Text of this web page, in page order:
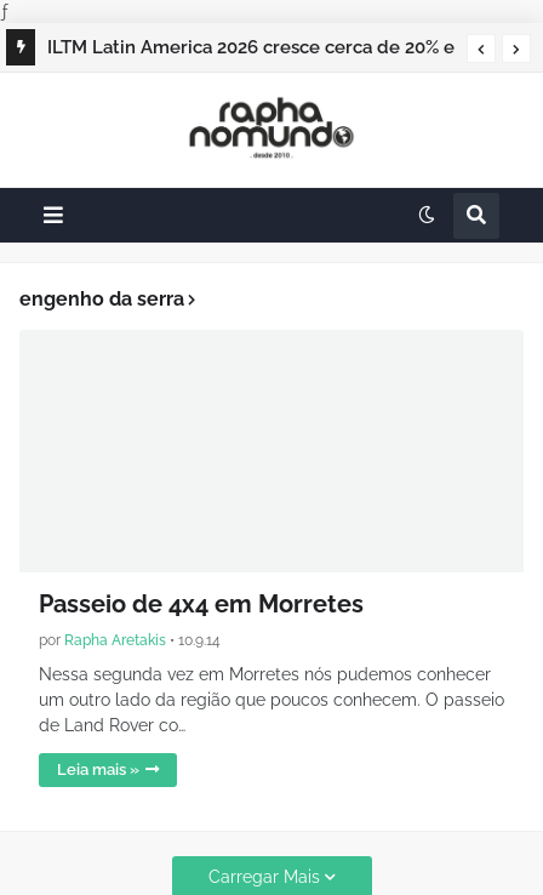
ƒ
ILTM Latin America 2026 cresce cerca de 20% e
engenho da serra
Passeio de 4x4 em Morretes
por Rapha Aretakis • 10.9.14
Nessa segunda vez em Morretes nós pudemos conhecer
um outro lado da região que poucos conhecem. O passeio
de Land Rover co…
Leia mais »
Carregar Mais